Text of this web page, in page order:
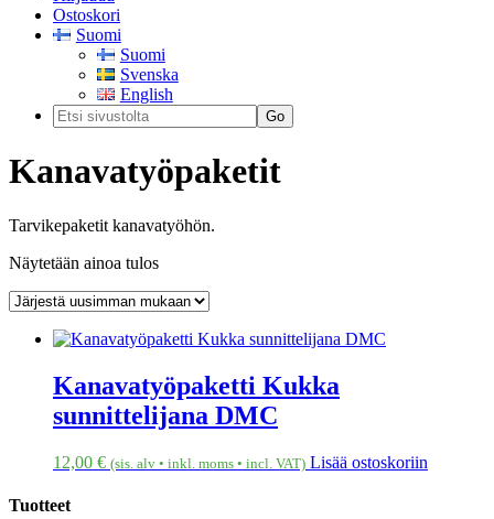
Ostoskori
Suomi
Suomi
Svenska
English
Kanavatyöpaketit
Tarvikepaketit kanavatyöhön.
Näytetään ainoa tulos
Kanavatyöpaketti Kukka
sunnittelijana DMC
12,00 € (sis. alv • inkl. moms • incl. VAT) Lisää ostoskoriin
Tuotteet